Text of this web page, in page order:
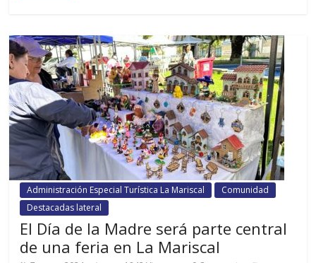
Administración Especial Turística La Mariscal
Comunidad
Destacadas lateral
El Día de la Madre será parte central
de una feria en La Mariscal